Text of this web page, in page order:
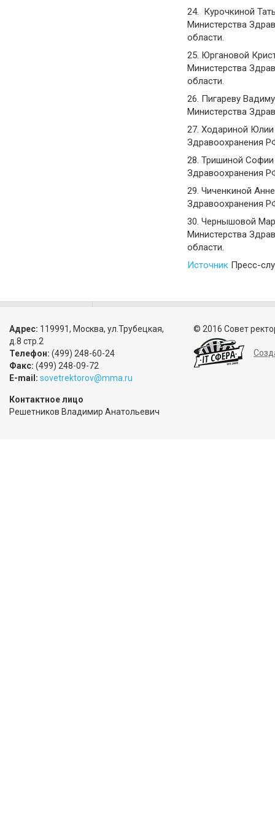
24. Курочкиной
Министерства
области.
25. Юргановой
Министерства
области.
26. Пигареву
Министерства
27. Ходариной
Здравоохранения
28. Тришиной
Здравоохранения
29. Чиченкиной
Здравоохранения
30. Чернышовой
Министерства
области.
Источник Пресс-
Адрес: 119991, Москва, ул.Трубецкая,
д.8 стр.2
Телефон: (499) 248-60-24
Факс: (499) 248-09-72
E-mail: sovetrektorov@mma.ru
Контактное лицо
Решетников Владимир Анатольевич
© 2016 Совет